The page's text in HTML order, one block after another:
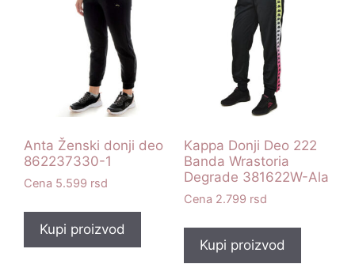
Anta Ženski donji deo
862237330-1
5.599 rsd
Kupi proizvod
Kappa Donji Deo 222
Banda Wrastoria
Degrade 381622W-Ala
2.799 rsd
Kupi proizvod